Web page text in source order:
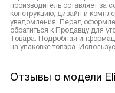
производитель оставляет за
конструкцию, дизайн и
уведомления. Перед
обратиться к Продавцу для
Товара. Подробная
на упаковке товара.
Отзывы о модели